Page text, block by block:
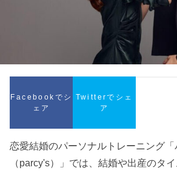
Facebookでシ
ェア
Twitterでシェ
ア
恋愛結婚のパーソナルトレーニング
（parcy's）」では、結婚や出産のタ